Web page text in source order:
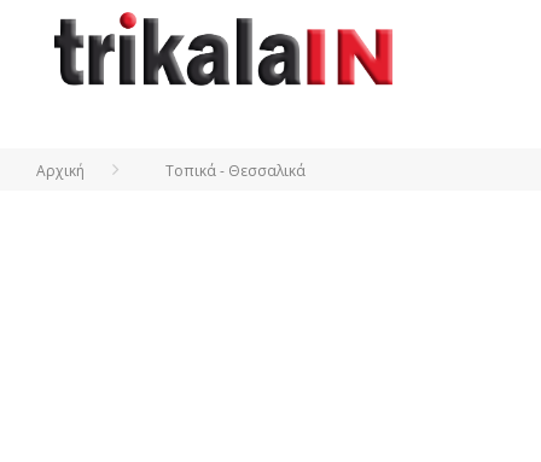
Αρχική Τοπικά - Θεσσαλικά